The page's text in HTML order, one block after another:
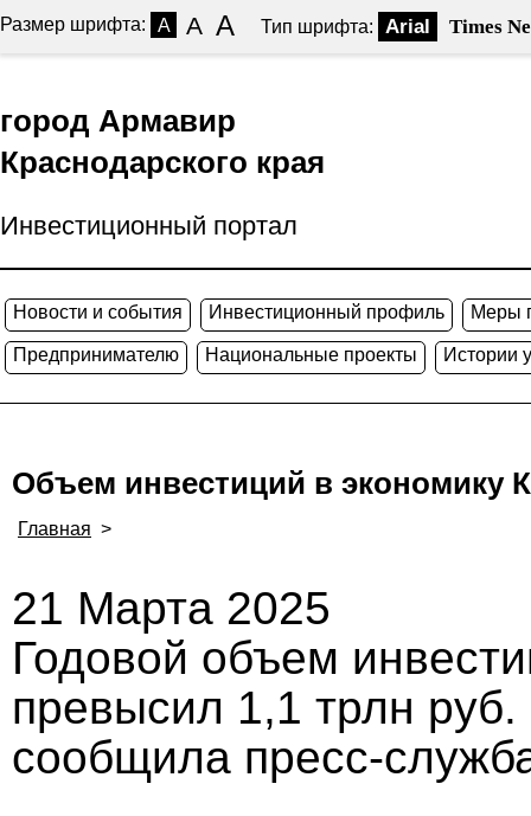
Размер шрифта: A A A Тип шрифта: Arial Times
город Армавир
Краснодарского края
Инвестиционный портал
Новости и события Инвестиционный профиль Меры
Предпринимателю Национальные проекты Истории
Объем инвестиций в экономику
Главная >
21 Марта 2025
Годовой объем
превысил 1,1 трлн
сообщила пресс-